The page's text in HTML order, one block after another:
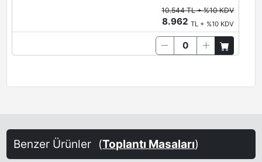
Antrasit Limestone Quartz
Oxide Brown Red Salmon Orange
10.544 TL + %10 KDV
8.962TL + %10 KDV
Benzer Ürünler (Toplantı Masaları)